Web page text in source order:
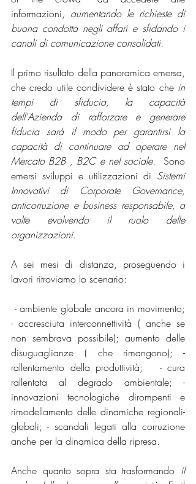
informazioni, aumentando le richieste di
buona condotta negli affari e sfidando i
canali di comunicazione consolidati.
Il primo risultato della panoramica emersa,
che credo utile condividere è stato che in
tempi di sfiducia, la capacità
dell'Azienda di rafforzare e generare
fiducia sarà il modo per garantirsi la
capacità di continuare ad operare nel
Mercato B2B , B2C e nel sociale.
Sono
emersi sviluppi e utilizzazioni di Sistemi
Innovativi di Corporate Governance,
anticorruzione e business responsabile, a
volte evolvendo il ruolo delle
organizzazioni.
A sei mesi di distanza, proseguendo i
lavori ritroviamo lo scenario:
- accresciuta interconnettività ( anche se
non sembrava possibile); aumento delle
disuguaglianze ( che rimangono); -
rallentamento della produttività;   - cura
rallentata al degrado ambientale; -
innovazioni tecnologiche dirompenti e
rimodellamento delle dinamiche regionali-
globali; - scandali legati alla corruzione
anche per la dinamica della ripresa.
Anche quanto sopra sta trasformando il